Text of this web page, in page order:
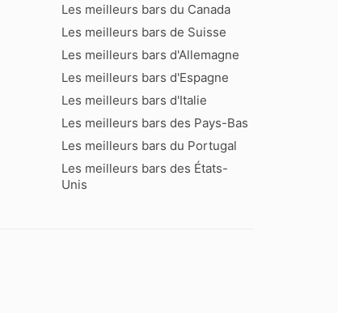
Les meilleurs bars du Canada
Les meilleurs bars de Suisse
Les meilleurs bars d'Allemagne
Les meilleurs bars d'Espagne
Les meilleurs bars d'Italie
Les meilleurs bars des Pays-Bas
Les meilleurs bars du Portugal
Les meilleurs bars des États-
Unis